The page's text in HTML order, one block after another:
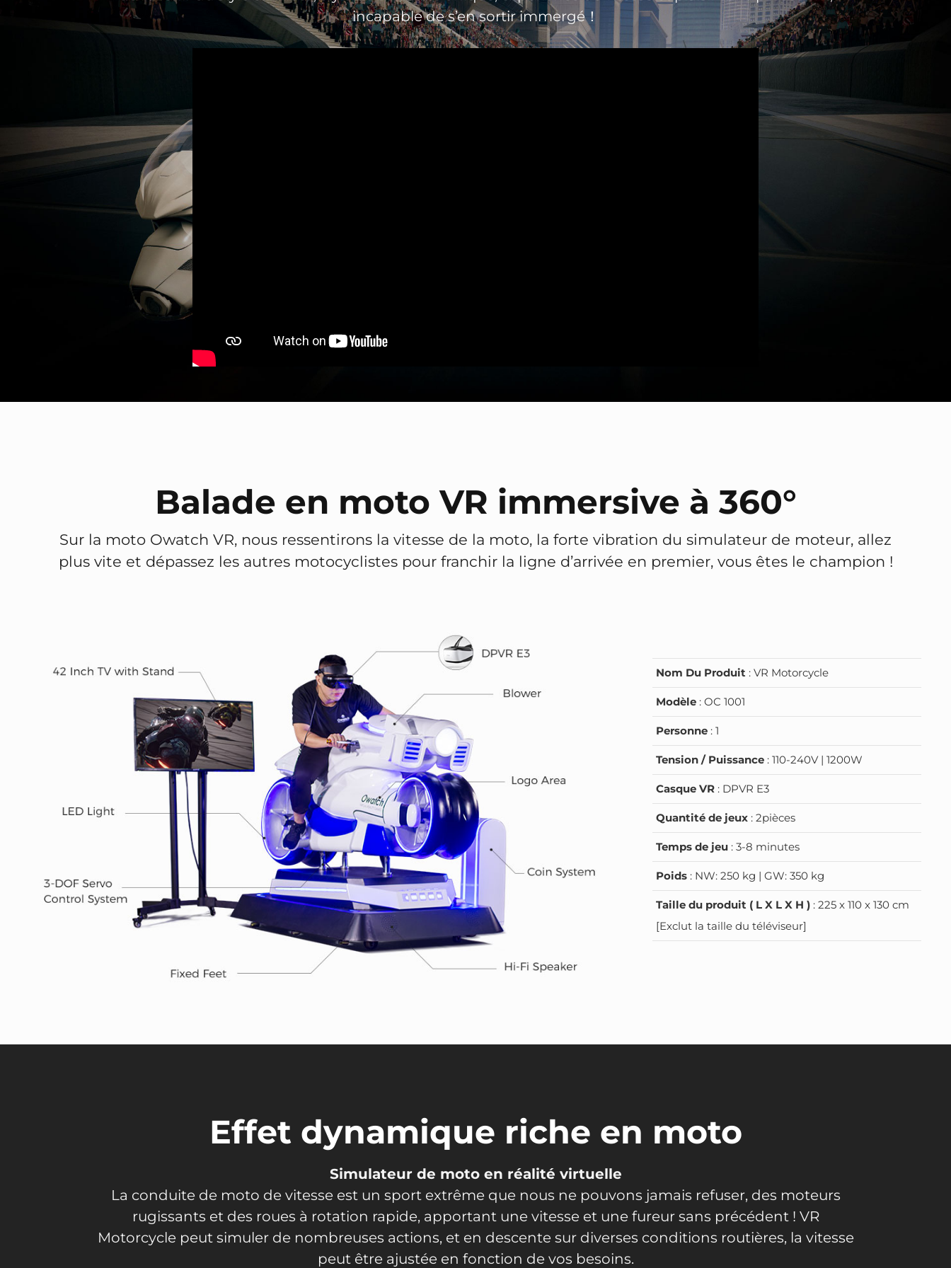
incapable de s’en sortir immergé！
Balade en moto VR immersive à 360°
Sur la moto Owatch VR, nous ressentirons la vitesse de la moto, la forte vibration du simulateur de moteur, allez
plus vite et dépassez les autres motocyclistes pour franchir la ligne d’arrivée en premier, vous êtes le champion !
Nom Du Produit : VR Motorcycle
Modèle : OC 1001
Personne : 1
Tension / Puissance : 110-240V | 1200W
Casque VR : DPVR E3
Quantité de jeux : 2pièces
Temps de jeu : 3-8 minutes
Poids : NW: 250 kg | GW: 350 kg
Taille du produit ( L X L X H ) : 225 x 110 x 130 cm
[Exclut la taille du téléviseur]
Effet dynamique riche en moto
Simulateur de moto en réalité virtuelle
La conduite de moto de vitesse est un sport extrême que nous ne pouvons jamais refuser, des moteurs
rugissants et des roues à rotation rapide, apportant une vitesse et une fureur sans précédent ! VR
Motorcycle peut simuler de nombreuses actions, et en descente sur diverses conditions routières, la vitesse
peut être ajustée en fonction de vos besoins.